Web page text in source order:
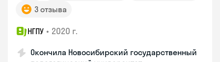
3 отзыва
НГПУ • 2020 г.
Окончила Новосибирский государственный